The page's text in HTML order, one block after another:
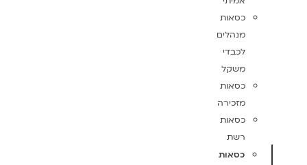
כסאות
מנהלים
לכבדי
משקל
כסאות
מזכירה
כסאות
רשת
כסאות